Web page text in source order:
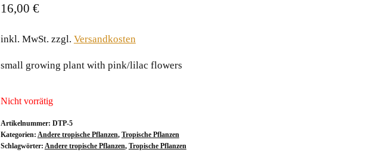
16,00 €
inkl. MwSt. zzgl. Versandkosten
small growing plant with pink/lilac flowers
Nicht vorrätig
Artikelnummer: DTP-5
Kategorien: Andere tropische Pflanzen, Tropische Pflanzen
Schlagwörter: Andere tropische Pflanzen, Tropische Pflanzen